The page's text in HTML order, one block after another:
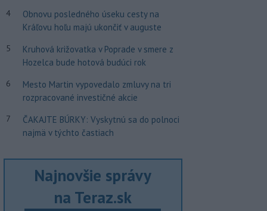
4
Obnovu posledného úseku cesty na
Kráľovu hoľu majú ukončiť v auguste
5
Kruhová križovatka v Poprade v smere z
Hozelca bude hotová budúci rok
6
Mesto Martin vypovedalo zmluvy na tri
rozpracované investičné akcie
7
ČAKAJTE BÚRKY: Vyskytnú sa do polnoci
najmä v týchto častiach
Najnovšie správy
na Teraz.sk